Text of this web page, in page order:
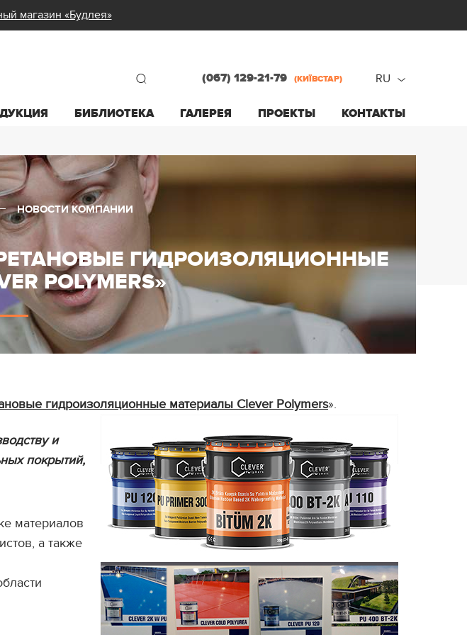
магазин «Будлея»
БИБЛИОТЕКА ГАЛЕРЕЯ ПРОЕКТЫ КОНТАКТЫ
(067) 129-21-79 (КИЇВСТАР)
RU
ua
ГИДРОИЗОЛЯЦИОННЫЕ
POLYMERS»
НОВОСТИ КОМПАНИИ
гидроизоляционные материалы Clever Polymers».
и
покрытий,
материалов
а также